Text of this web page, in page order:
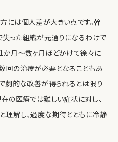
には個人差が大きい点です。幹
った組織が元通りになるわけで
か月～数ヶ月ほどかけて徐々に
回の治療が必要となることもあ
で劇的な改善が得られるとは限り
在の医療では難しい症状に対し、
理解し、過度な期待とともに冷静